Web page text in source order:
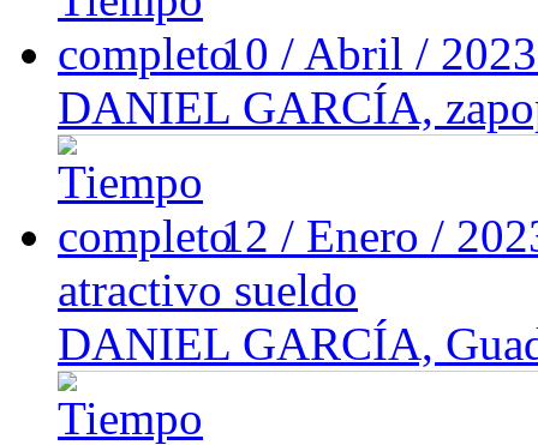
10 / Abril /
DANIEL GARCÍA,
12 / Enero /
atractivo sueldo
DANIEL GARCÍA,